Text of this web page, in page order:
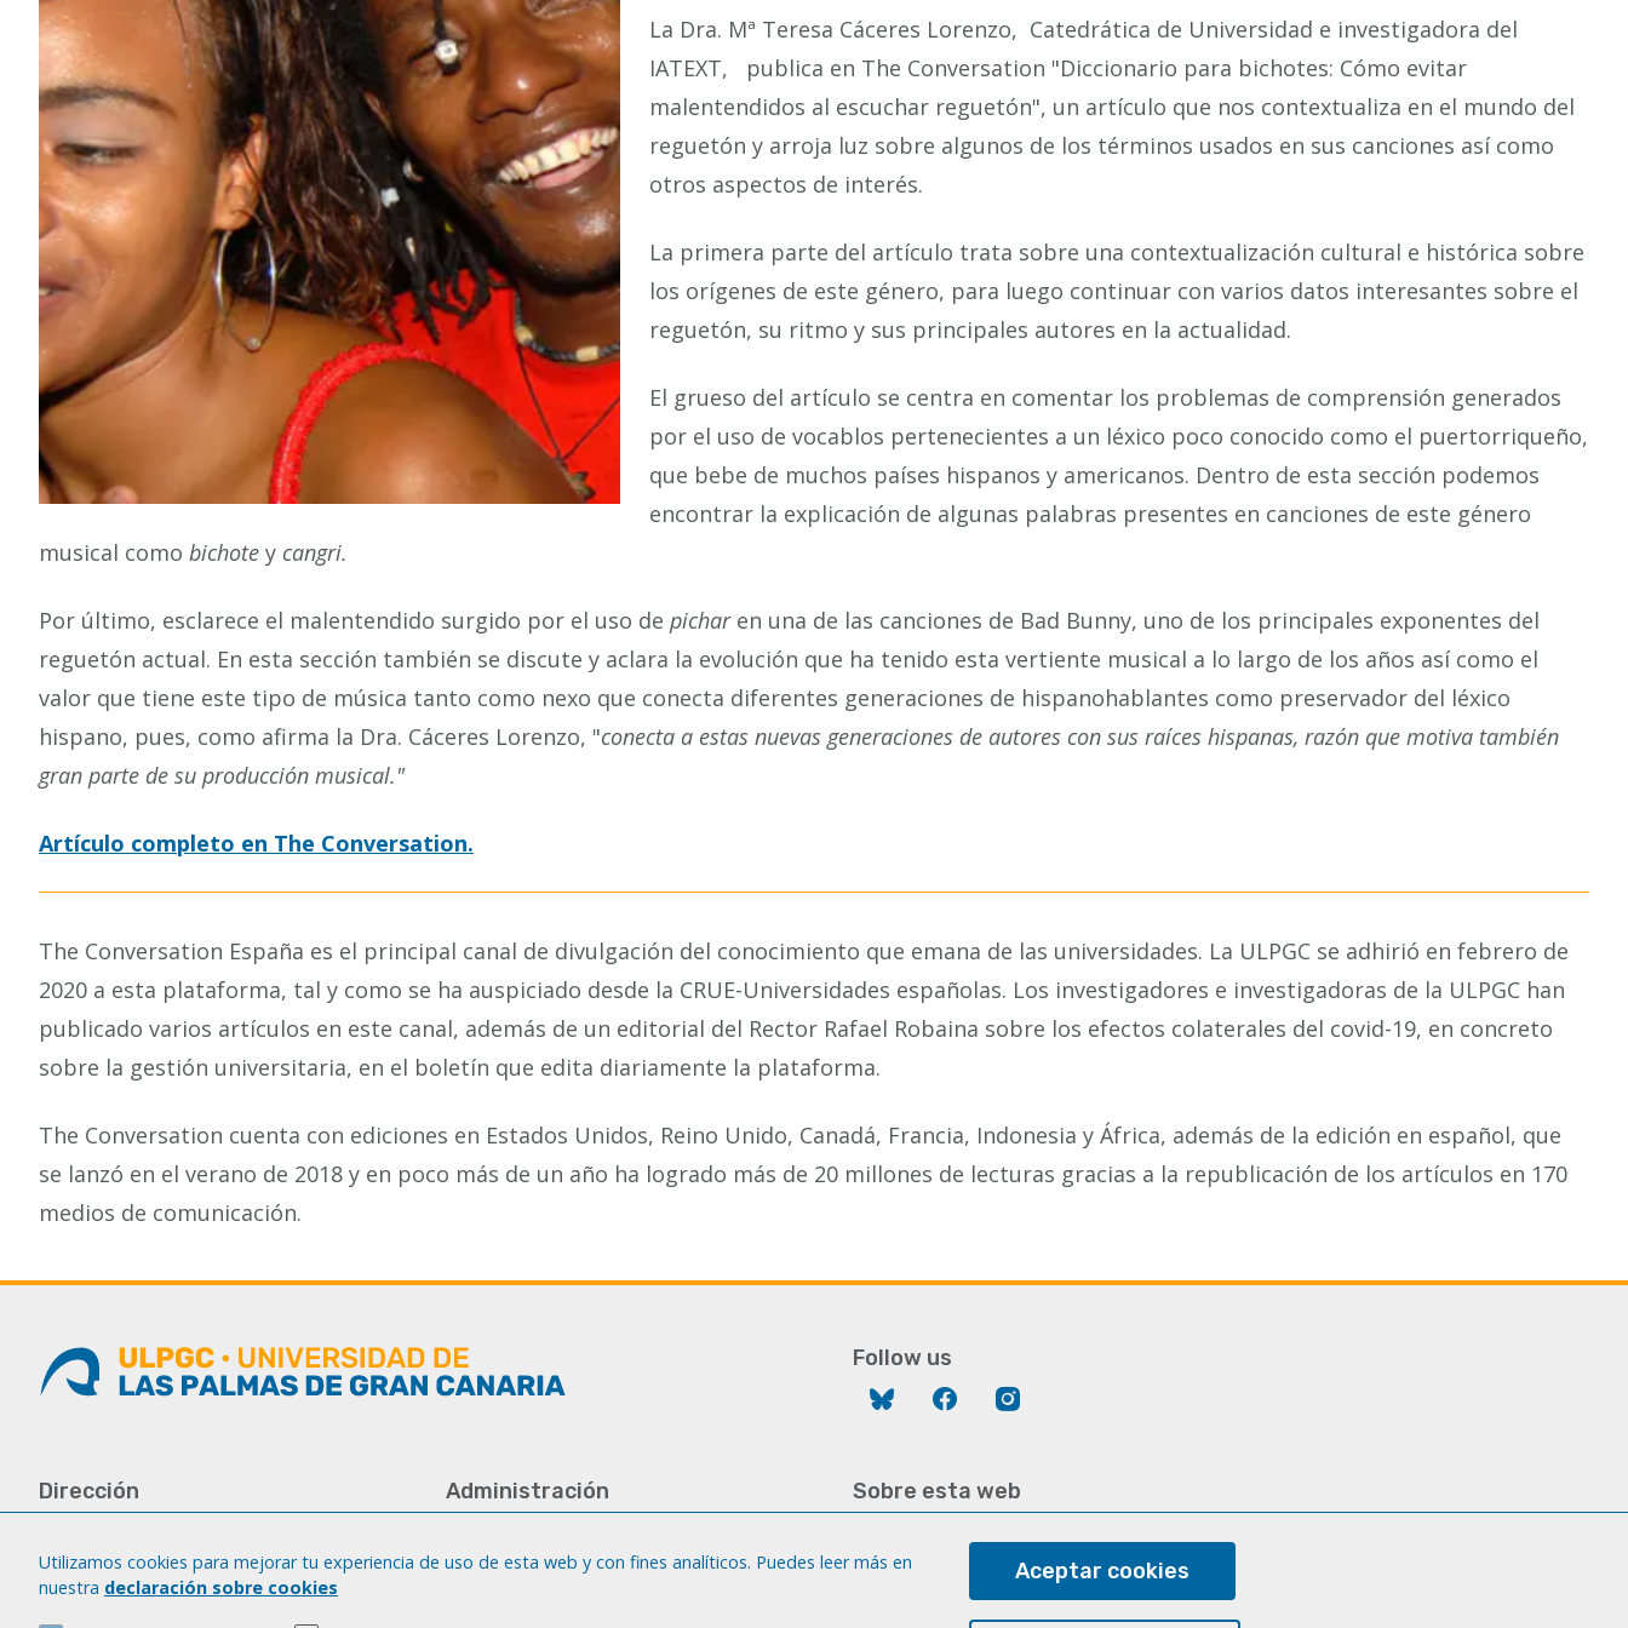
La Dra. Mª Teresa Cáceres Lorenzo, Catedrática de Universidad e investigadora del
IATEXT, publica en The Conversation "Diccionario para bichotes: Cómo evitar
malentendidos al escuchar reguetón", un artículo que nos contextualiza en el mundo del
reguetón y arroja luz sobre algunos de los términos usados en sus canciones así como
otros aspectos de interés.
La primera parte del artículo trata sobre una contextualización cultural e histórica sobre
los orígenes de este género, para luego continuar con varios datos interesantes sobre el
reguetón, su ritmo y sus principales autores en la actualidad.
El grueso del artículo se centra en comentar los problemas de comprensión generados
por el uso de vocablos pertenecientes a un léxico poco conocido como el puertorriqueño,
que bebe de muchos países hispanos y americanos. Dentro de esta sección podemos
encontrar la explicación de algunas palabras presentes en canciones de este género
musical como bichote y cangri.
Por último, esclarece el malentendido surgido por el uso de picharen una de las canciones de Bad Bunny, uno de los principales exponentes del
reguetón actual. En esta sección también se discute y aclara la evolución que ha tenido esta vertiente musical a lo largo de los años así como el
valor que tiene este tipo de música tanto como nexo que conecta diferentes generaciones de hispanohablantes como preservador del léxico
hispano, pues, como afirma la Dra. Cáceres Lorenzo, "conecta a estas nuevas generaciones de autores con sus raíces hispanas, razón que motiva también
gran parte de su producción musical."
Artículo completo en The Conversation.
The Conversation España es el principal canal de divulgación del conocimiento que emana de las universidades. La ULPGC se adhirió en febrero de
2020 a esta plataforma, tal y como se ha auspiciado desde la CRUE-Universidades españolas. Los investigadores e investigadoras de la ULPGC han
publicado varios artículos en este canal, además de un editorial del Rector Rafael Robaina sobre los efectos colaterales del covid-19, en concreto
sobre la gestión universitaria, en el boletín que edita diariamente la plataforma.
The Conversation cuenta con ediciones en Estados Unidos, Reino Unido, Canadá, Francia, Indonesia y África, además de la edición en español, que
se lanzó en el verano de 2018 y en poco más de un año ha logrado más de 20 millones de lecturas gracias a la republicación de los artículos en 170
medios de comunicación.
Follow us
Bluesky Facebook
Dirección
Canaria
Campus del Obelisco
Aulario del Obelisco, módulo A
Administración
Fax: +34 928 451 701
Sobre esta web
Cookies
Utilizamos cookies para mejorar tu experiencia de uso de esta web y con fines analíticos. Puedes leer más en
nuestra declaración sobre cookies
Aceptar cookies